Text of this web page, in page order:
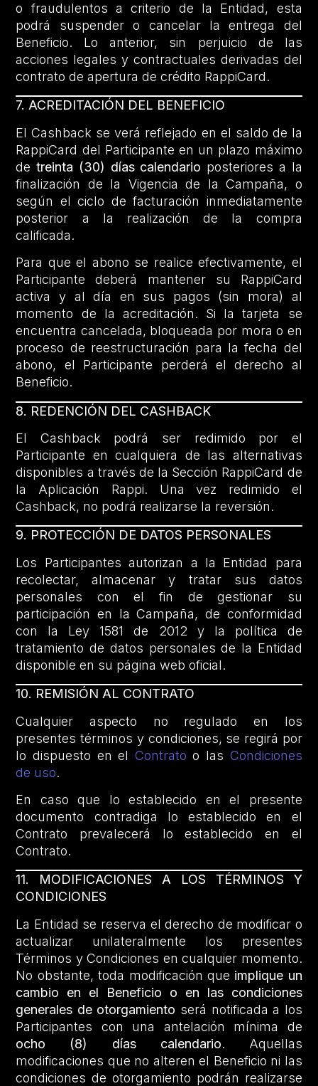
o fraudulentos a criterio de la Entidad, esta
podrá suspender o cancelar la entrega del
Beneficio. Lo anterior, sin perjuicio de las
acciones legales y contractuales derivadas del
contrato de apertura de crédito RappiCard.
7. ACREDITACIÓN DEL BENEFICIO
El Cashback se verá reflejado en el saldo de la
RappiCard del Participante en un plazo máximo
detreinta (30) días calendario posteriores a la
finalización de la Vigencia de la Campaña, o
según el ciclo de facturación inmediatamente
posterior a la realización de la compra
calificada.
Para que el abono se realice efectivamente, el
Participante deberá mantener su RappiCard
activa y al día en sus pagos (sin mora) al
momento de la acreditación. Si la tarjeta se
encuentra cancelada, bloqueada por mora o en
proceso de reestructuración para la fecha del
abono, el Participante perderá el derecho al
Beneficio.
8. REDENCIÓN DEL CASHBACK
El Cashback podrá ser redimido por el
Participante en cualquiera de las alternativas
disponibles a través de la Sección RappiCard de
la Aplicación Rappi. Una vez redimido el
Cashback, no podrá realizarse la reversión.
9. PROTECCIÓN DE DATOS PERSONALES
Los Participantes autorizan a la Entidad para
recolectar, almacenar y tratar sus datos
personales con el fin de gestionar su
participación en la Campaña, de conformidad
con la Ley 1581 de 2012 y la política de
tratamiento de datos personales de la Entidad
disponible en su página web oficial.
10. REMISIÓN AL CONTRATO
Cualquier aspecto no regulado en los
presentes términos y condiciones, se regirá por
lo dispuesto en el Contratoo las Condiciones
de uso.
En caso que lo establecido en el presente
documento contradiga lo establecido en el
Contrato prevalecerá lo establecido en el
Contrato.
11. MODIFICACIONES A LOS TÉRMINOS Y
CONDICIONES
La Entidad se reserva el derecho de modificar o
actualizar unilateralmente los presentes
Términos y Condiciones en cualquier momento.
No obstante, toda modificación que implique un
cambio en el Beneficio o en las condiciones
generales de otorgamiento será notificada a los
Participantes con una antelación mínima de
ocho (8) días calendario. Aquellas
modificaciones que no alteren el Beneficio ni las
condiciones de otorgamiento podrán realizarse